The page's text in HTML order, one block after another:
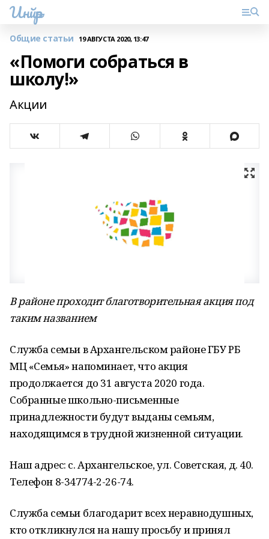
Инйәр
Общие статьи 19 АВГУСТА 2020, 13:47
«Помоги собраться в
школу!»
Акции
В районе проходит благотворительная акция под
таким названием
Служба семьи в Архангельском районе ГБУ РБ
МЦ «Семья» напоминает, что акция
продолжается до 31 августа 2020 года.
Собранные школьно-письменные
принадлежности будут выданы семьям,
находящимся в трудной жизненной ситуации.
Наш адрес: с. Архангельское, ул. Советская, д. 40.
Телефон 8-34774-2-26-74.
Служба семьи благодарит всех неравнодушных,
кто откликнулся на нашу просьбу и принял